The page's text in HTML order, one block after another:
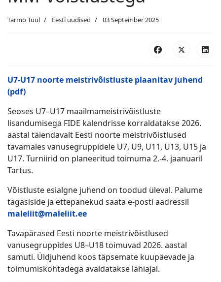
Tarmo Tuul Eesti uudised 03 September 2025
U7-U17 noorte meistrivõistluste plaanitav juhend
(pdf)
Seoses U7–U17 maailmameistrivõistluste
lisandumisega FIDE kalendrisse korraldatakse 2026.
aastal täiendavalt Eesti noorte meistrivõistlused
tavamales vanusegruppidele U7, U9, U11, U13, U15 ja
U17. Turniirid on planeeritud toimuma 2.-4. jaanuaril
Tartus.
Võistluste esialgne juhend on toodud üleval. Palume
tagasiside ja ettepanekud saata e-posti aadressil
maleliit@maleliit.ee
Tavapärased Eesti noorte meistrivõistlused
vanusegruppides U8–U18 toimuvad 2026. aastal
samuti. Üldjuhend koos täpsemate kuupäevade ja
toimumiskohtadega avaldatakse lähiajal.